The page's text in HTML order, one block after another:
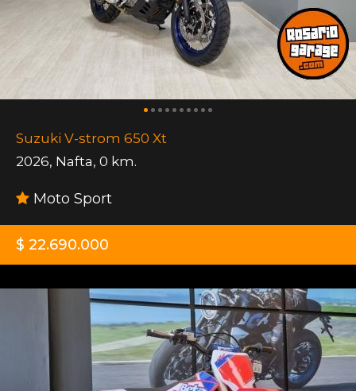
Suzuki V-strom 650 Xt
2026, Nafta, 0 km.
Moto Sport
$ 22.690.000